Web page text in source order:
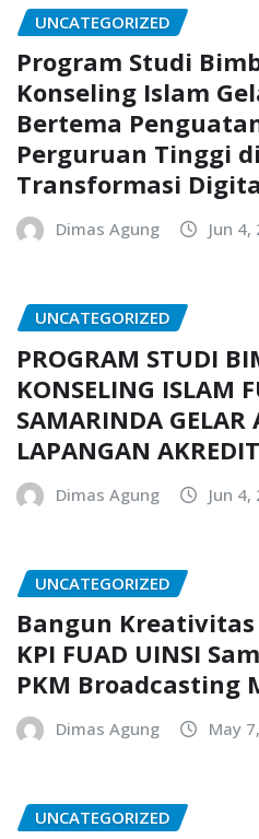
UNCATEGORIZED
Program Studi
Konseling Islam
Bertema
Perguruan Tinggi
Transformasi
Dimas Agung Jun 4,
UNCATEGORIZED
PROGRAM STUDI
KONSELING ISLAM
SAMARINDA GELAR
LAPANGAN
Dimas Agung Jun 4,
UNCATEGORIZED
Bangun
KPI FUAD UINSI
PKM Broadcasting
Dimas Agung May
UNCATEGORIZED